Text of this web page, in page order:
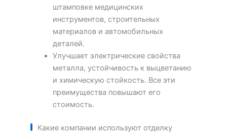
штамповке медицинских
инструментов, строительных
материалов и автомобильных
деталей.
Улучшает электрические свойства
металла, устойчивость к выцветанию
и химическую стойкость. Все эти
преимущества повышают его
стоимость.
Какие компании используют отделку